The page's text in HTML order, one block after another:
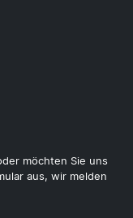
möchten Sie uns
aus, wir melden